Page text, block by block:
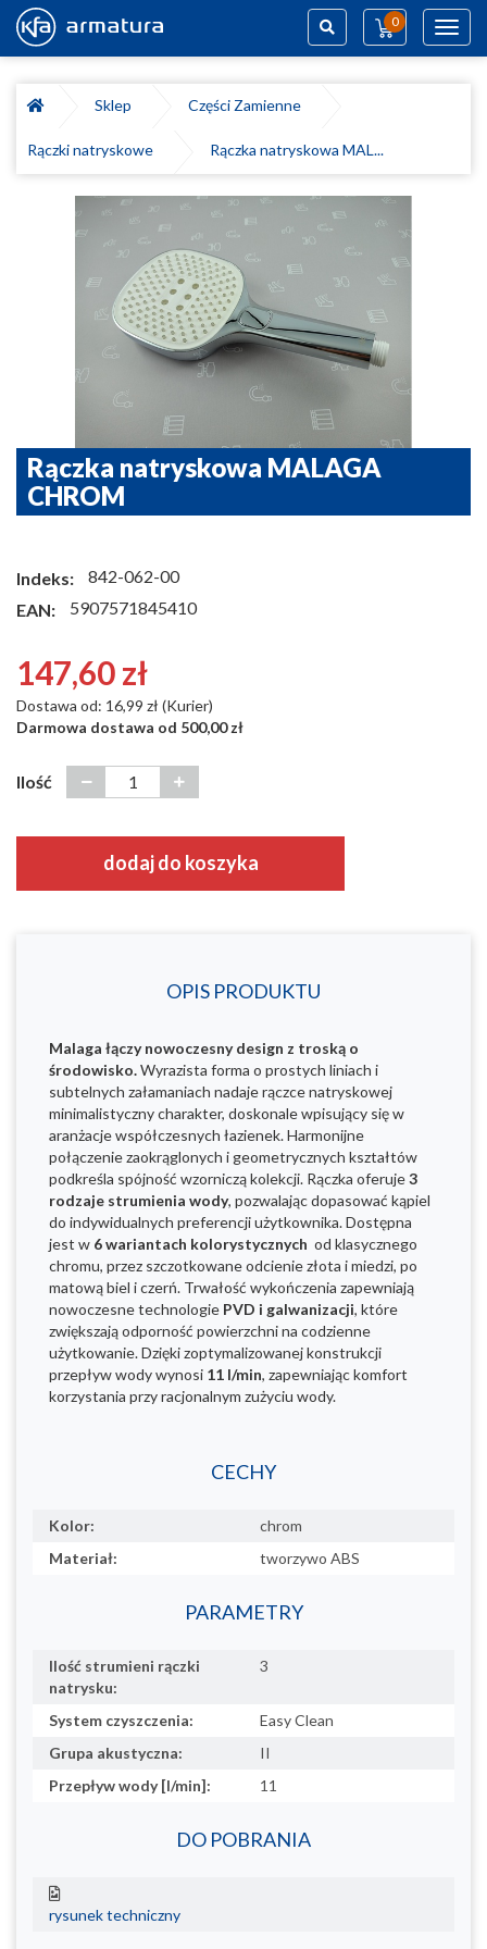
0
Sklep
Części Zamienne
Rączki natryskowe Rączka natryskowa MAL...
Rączka natryskowa MALAGA
CHROM
Indeks:
842-062-00
EAN:
5907571845410
147,60 zł
Dostawa od: 16,99 zł (Kurier)
Darmowa dostawa od 500,00 zł
Ilość
dodaj do koszyka
OPIS PRODUKTU
Malaga łączy nowoczesny design z troską o
środowisko.Wyrazista forma o prostych liniach i
subtelnych załamaniach nadaje rączce natryskowej
minimalistyczny charakter, doskonale wpisujący się w
aranżacje współczesnych łazienek. Harmonijne
połączenie zaokrąglonych i geometrycznych kształtów
podkreśla spójność wzorniczą kolekcji. Rączka oferuje3
rodzaje strumienia wody, pozwalając dopasować kąpiel
do indywidualnych preferencji użytkownika. Dostępna
jest w 6 wariantach kolorystycznych od klasycznego
chromu, przez szczotkowane odcienie złota i miedzi, po
matową biel i czerń. Trwałość wykończenia zapewniają
nowoczesne technologie PVD i galwanizacji, które
zwiększają odporność powierzchni na codzienne
użytkowanie. Dzięki zoptymalizowanej konstrukcji
przepływ wody wynosi 11 l/min, zapewniając komfort
korzystania przy racjonalnym zużyciu wody.
CECHY
Kolor:
chrom
Materiał:
tworzywo ABS
PARAMETRY
Ilość strumieni rączki
natrysku:
3
System czyszczenia:
Easy Clean
Grupa akustyczna:
II
Przepływ wody [l/min]:
11
DO POBRANIA
rysunek techniczny